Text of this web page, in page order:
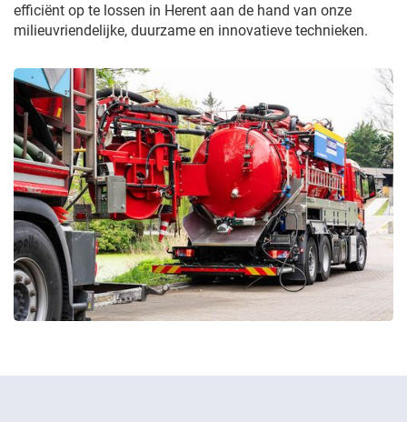
efficiënt op te lossen in Herent aan de hand van onze
milieuvriendelijke, duurzame en innovatieve technieken.